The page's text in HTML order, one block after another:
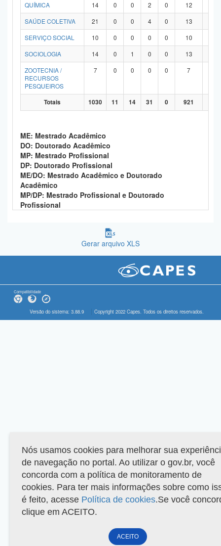
QUÍMICA
14 0 0 2 0 12
SAÚDE COLETIVA
21 0 0 4 0 13
SERVIÇO SOCIAL
10 0 0 0 0 10
SOCIOLOGIA
14 0 1 0 0 13
ZOOTECNIA /
RECURSOS
PESQUEIROS
7 0 0 0 0 7
Totais 1030 11 14 31 0 921
ME: Mestrado Acadêmico
DO: Doutorado Acadêmico
MP: Mestrado Profissional
DP: Doutorado Profissional
ME/DO: Mestrado Acadêmico e Doutorado
Acadêmico
MP/DP: Mestrado Profissional e Doutorado
Profissional
Gerar arquivo XLS
Compatibilidade
Versão do sistema: 3.88.9 Copyright 2022 Capes. Todos os direitos reservados.
Nós usamos cookies para melhorar sua
de navegação no portal. Ao utilizar o gov.br, você
concorda com a política de monitoramento de
cookies. Para ter mais informações sobre como
é feito, acesse Política de cookies.Se você
clique em ACEITO.
ACEITO